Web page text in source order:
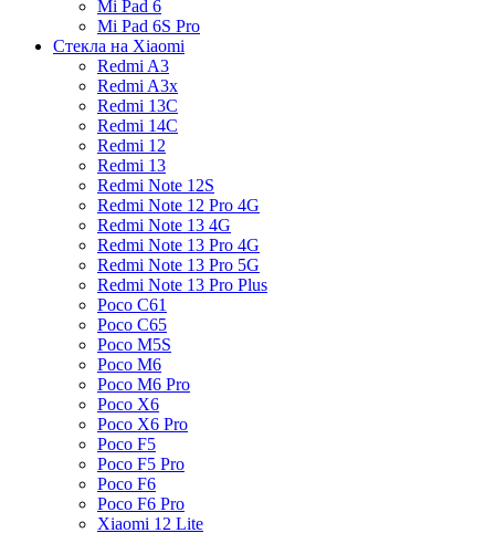
Mi Pad 6
Mi Pad 6S Pro
Стекла на Xiaomi
Redmi A3
Redmi A3x
Redmi 13C
Redmi 14C
Redmi 12
Redmi 13
Redmi Note 12S
Redmi Note 12 Pro 4G
Redmi Note 13 4G
Redmi Note 13 Pro 4G
Redmi Note 13 Pro 5G
Redmi Note 13 Pro Plus
Poco C61
Poco C65
Poco M5S
Poco M6
Poco M6 Pro
Poco X6
Poco X6 Pro
Poco F5
Poco F5 Pro
Poco F6
Poco F6 Pro
Xiaomi 12 Lite